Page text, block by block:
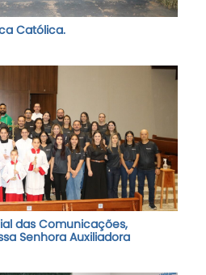
Católica.
das Comunicações,
Senhora Auxiliadora